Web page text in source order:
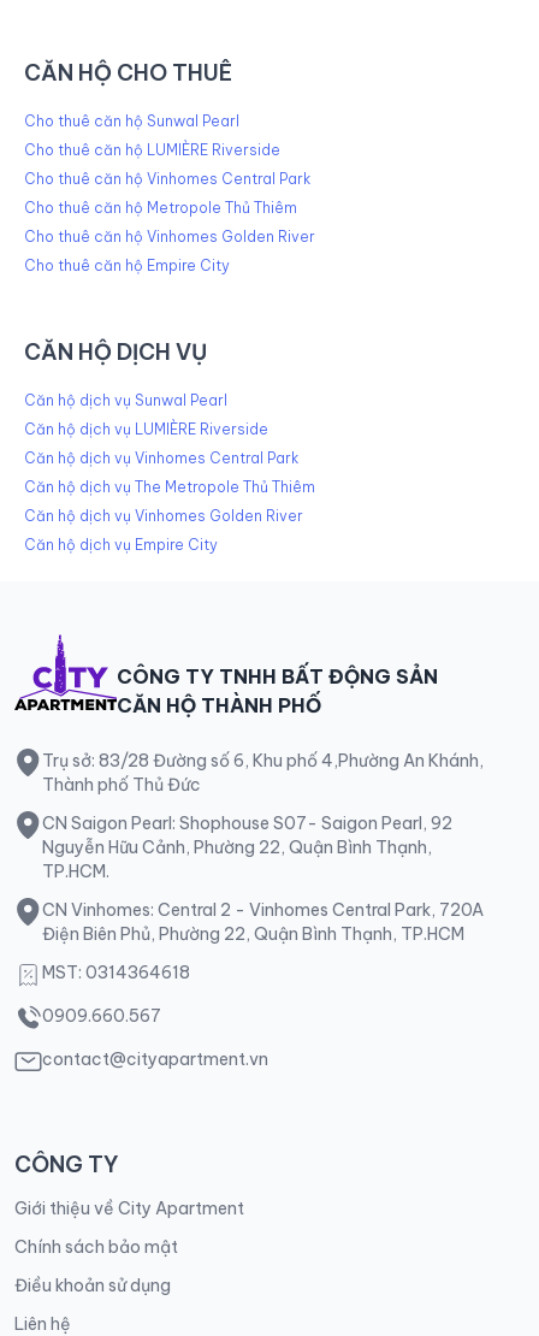
CĂN HỘ CHO THUÊ
Cho thuê căn hộ Sunwal Pearl
Cho thuê căn hộ LUMIÈRE Riverside
Cho thuê căn hộ Vinhomes Central Park
Cho thuê căn hộ Metropole Thủ Thiêm
Cho thuê căn hộ Vinhomes Golden River
Cho thuê căn hộ Empire City
CĂN HỘ DỊCH VỤ
Căn hộ dịch vụ Sunwal Pearl
Căn hộ dịch vụ LUMIÈRE Riverside
Căn hộ dịch vụ Vinhomes Central Park
Căn hộ dịch vụ The Metropole Thủ Thiêm
Căn hộ dịch vụ Vinhomes Golden River
Căn hộ dịch vụ Empire City
CÔNG TY TNHH BẤT ĐỘNG SẢN
CĂN HỘ THÀNH PHỐ
Trụ sở: 83/28 Đường số 6, Khu phố 4,Phường An Khánh,
Thành phố Thủ Đức
CN Saigon Pearl: Shophouse S07- Saigon Pearl, 92
Nguyễn Hữu Cảnh, Phường 22, Quận Bình Thạnh,
TP.HCM.
CN Vinhomes: Central 2 - Vinhomes Central Park, 720A
Điện Biên Phủ, Phường 22, Quận Bình Thạnh, TP.HCM
MST: 0314364618
0909.660.567
contact@cityapartment.vn
CÔNG TY
Giới thiệu về City Apartment
Chính sách bảo mật
Điều khoản sử dụng
Liên hệ